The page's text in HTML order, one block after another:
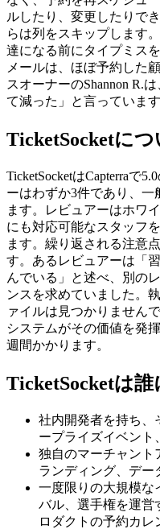
ルしたり、変更したりで
らは列をスキップします
達になる前にタイプミス
メールは、ほぼ予約した
スオーナーのShannon R.
て減った」と言っています
TicketSocketに
TicketSocketはCapterraで
ーはわずか3件であり、
ます。レビュアーはホワ
にも対応可能なスタッフ
ます。繰り返される注意
す。あるレビュアーは「
んでいる」と述べ、別の
ンスを求めていました。
ァイルは見つかりません
システムがその価値を発
週間かかります。
TicketSocketは
社内開発者を持ち、
ープライズイベント
独自のマーチャント
ランディング、デー
一度限りの大規模な
バル、選手権を運営
ロダクトの予約カレ